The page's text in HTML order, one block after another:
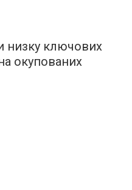
низку ключових
окупованих